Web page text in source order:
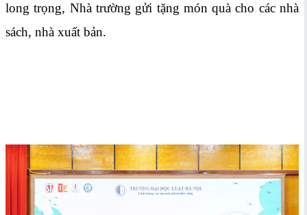
long trọng, Nhà trường gửi tặng món quà cho các nhà
sách, nhà xuất bản.